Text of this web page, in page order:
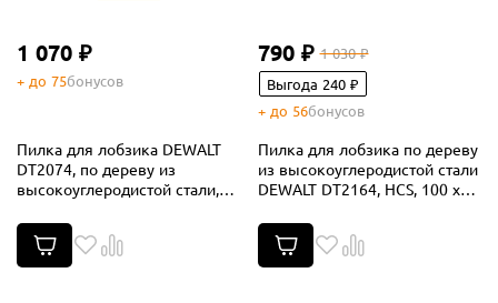
1 070 ₽
+ до 75бонусов
Пилка для лобзика DEWALT
DT2074, по дереву из
высокоуглеродистой стали,
790 ₽ 1 030 ₽
Выгода 240 ₽
+ до 56бонусов
Пилка для лобзика по дереву
из высокоуглеродистой стали
DEWALT DT2164, HCS, 100 x